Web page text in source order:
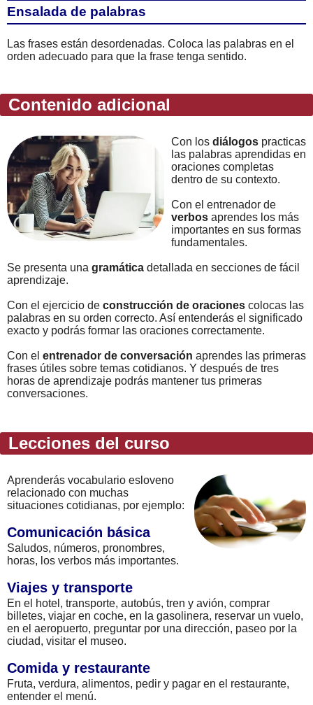
Ensalada de palabras
Las frases están desordenadas. Coloca las palabras en el
orden adecuado para que la frase tenga sentido.
Contenido adicional
Con los diálogos practicas
las palabras aprendidas en
oraciones completas
dentro de su contexto.
Con el entrenador de
verbos aprendes los más
importantes en sus formas
fundamentales.
Se presenta una gramática detallada en secciones de fácil
aprendizaje.
Con el ejercicio de construcción de oraciones colocas las
palabras en su orden correcto. Así entenderás el significado
exacto y podrás formar las oraciones correctamente.
Con el entrenador de conversación aprendes las primeras
frases útiles sobre temas cotidianos. Y después de tres
horas de aprendizaje podrás mantener tus primeras
conversaciones.
Lecciones del curso
Aprenderás vocabulario esloveno
relacionado con muchas
situaciones cotidianas, por ejemplo:
Comunicación básica
Saludos, números, pronombres,
horas, los verbos más importantes.
Viajes y transporte
En el hotel, transporte, autobús, tren y avión, comprar
billetes, viajar en coche, en la gasolinera, reservar un vuelo,
en el aeropuerto, preguntar por una dirección, paseo por la
ciudad, visitar el museo.
Comida y restaurante
Fruta, verdura, alimentos, pedir y pagar en el restaurante,
entender el menú.